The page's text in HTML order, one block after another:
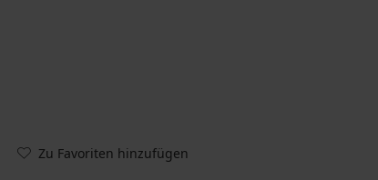
Zu Favoriten hinzufügen